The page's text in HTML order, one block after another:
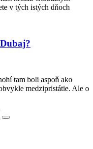
v tých istých dňoch
tam boli aspoň ako
medzipristátie. Ale o